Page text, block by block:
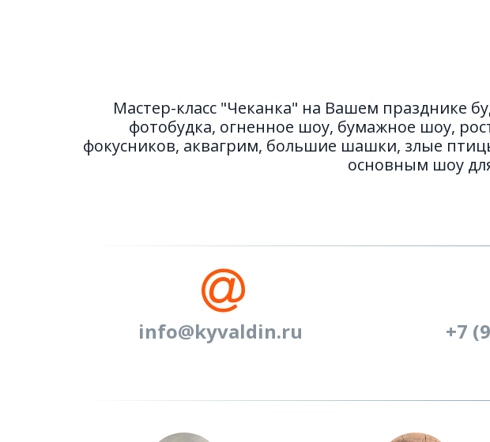
Мастер-класс "Чеканка" на Вашем празднике
фотобудка, огненное шоу, бумажное шоу,
фокусников, аквагрим, большие шашки, злые
основным шоу
info@kyvaldin.ru +7